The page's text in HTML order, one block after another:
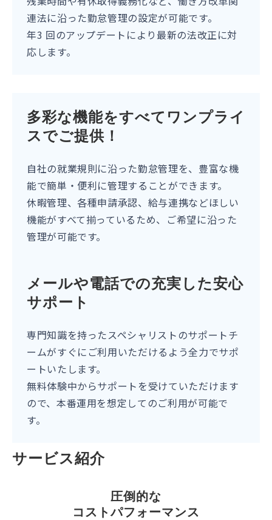
連法に沿った勤怠管理の設定が可能です。
年3 回のアップデートにより最新の法改正に対
応します。
多彩な機能をすべてワンプライ
スでご提供！
自社の就業規則に沿った勤怠管理を、豊富な機
能で簡単・便利に管理することができます。
休暇管理、各種申請承認、給与連携などほしい
機能がすべて揃っているため、ご希望に沿った
管理が可能です。
メールや電話での充実した安心
サポート
専門知識を持ったスペシャリストのサポートチ
ームがすぐにご利用いただけるよう全力でサポ
ートいたします。
無料体験中からサポートを受けていただけます
ので、本番運用を想定してのご利用が可能で
す。
サービス紹介
圧倒的な
コストパフォーマンス